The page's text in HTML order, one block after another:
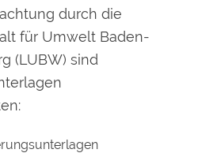
durch die
für Umwelt Baden-
(LUBW) sind